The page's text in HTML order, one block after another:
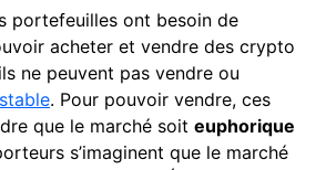
portefeuilles ont besoin de
acheter et vendre des crypto
ne peuvent pas vendre ou
stable. Pour pouvoir vendre, ces
que le marché soit euphorique
s’imaginent que le marché